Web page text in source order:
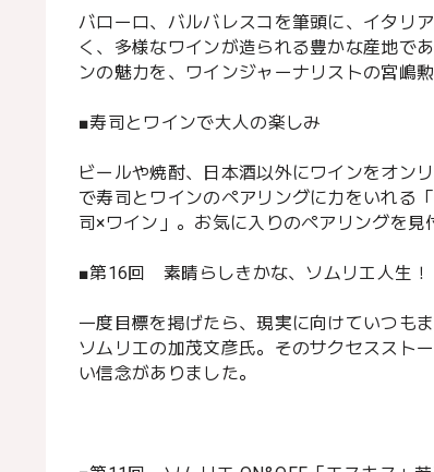
バローロ、バルバレスコを筆頭に、イタリ
く、多様なワインが造られる豊かな産地で
ンの魅力を、ワインジャーナリストの宮嶋勲
■寿司とワインで大人の楽しみ
ビールや焼酎、日本酒以外にワインをオン
で寿司とワインのペアリングに力をいれる
司×ワイン」。お気に入りのペアリングを見
■第16回 素晴らしきかな、ソムリエ人生
一度目標を掲げたら、現実に向けていつも
ソムリエの加茂文彦氏。そのサクセススト
い信念がありました。